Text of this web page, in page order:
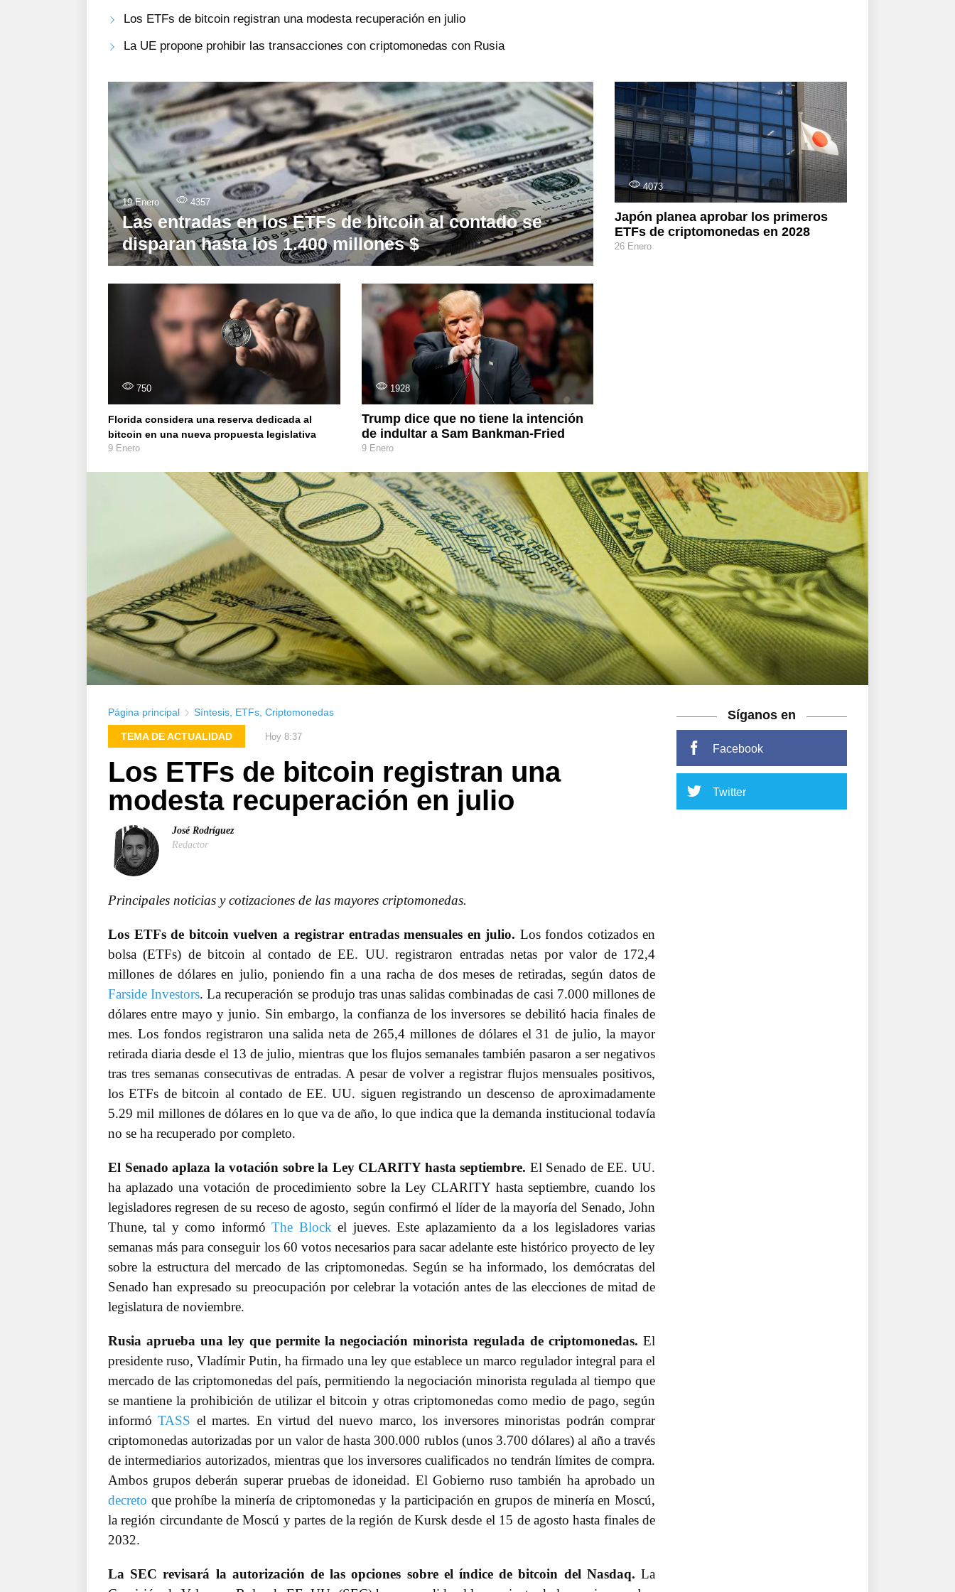
Los ETFs de bitcoin registran una modesta recuperación en julio
La UE propone prohibir las transacciones con criptomonedas con Rusia
19 Enero 4357
Las entradas en los ETFs de bitcoin al contado se
disparan hasta los 1.400 millones $
4073
Japón planea aprobar los primeros
ETFs de criptomonedas en 2028
26 Enero
750
Florida considera una reserva dedicada al
bitcoin en una nueva propuesta legislativa
9 Enero
1928
Trump dice que no tiene la intención
de indultar a Sam Bankman-Fried
9 Enero
Página principal Síntesis ETFs Criptomonedas
TEMA DE ACTUALIDAD Hoy 8:37
Los ETFs de bitcoin registran una
modesta recuperación en julio
José Rodríguez
Redactor
Principales noticias y cotizaciones de las mayores criptomonedas.
Los ETFs de bitcoin vuelven a registrar entradas mensuales en julio. Los fondos cotizados en
bolsa (ETFs) de bitcoin al contado de EE. UU. registraron entradas netas por valor de 172,4
millones de dólares en julio, poniendo fin a una racha de dos meses de retiradas, según datos de
Farside Investors. La recuperación se produjo tras unas salidas combinadas de casi 7.000 millones de
dólares entre mayo y junio. Sin embargo, la confianza de los inversores se debilitó hacia finales de
mes. Los fondos registraron una salida neta de 265,4 millones de dólares el 31 de julio, la mayor
retirada diaria desde el 13 de julio, mientras que los flujos semanales también pasaron a ser negativos
tras tres semanas consecutivas de entradas. A pesar de volver a registrar flujos mensuales positivos,
los ETFs de bitcoin al contado de EE. UU. siguen registrando un descenso de aproximadamente
5.29 mil millones de dólares en lo que va de año, lo que indica que la demanda institucional todavía
no se ha recuperado por completo.
El Senado aplaza la votación sobre la Ley CLARITY hasta septiembre. El Senado de EE. UU.
ha aplazado una votación de procedimiento sobre la Ley CLARITY hasta septiembre, cuando los
legisladores regresen de su receso de agosto, según confirmó el líder de la mayoría del Senado, John
Thune, tal y como informóThe Block el jueves. Este aplazamiento da a los legisladores varias
semanas más para conseguir los 60 votos necesarios para sacar adelante este histórico proyecto de ley
sobre la estructura del mercado de las criptomonedas. Según se ha informado, los demócratas del
Senado han expresado su preocupación por celebrar la votación antes de las elecciones de mitad de
legislatura de noviembre.
Rusia aprueba una ley que permite la negociación minorista regulada de criptomonedas. El
presidente ruso, Vladímir Putin, ha firmado una ley que establece un marco regulador integral para el
mercado de las criptomonedas del país, permitiendo la negociación minorista regulada al tiempo que
se mantiene la prohibición de utilizar el bitcoin y otras criptomonedas como medio de pago, según
informóTASS el martes. En virtud del nuevo marco, los inversores minoristas podrán comprar
criptomonedas autorizadas por un valor de hasta 300.000 rublos (unos 3.700 dólares) al año a través
de intermediarios autorizados, mientras que los inversores cualificados no tendrán límites de compra.
Ambos grupos deberán superar pruebas de idoneidad. El Gobierno ruso también ha aprobado un
decreto que prohíbe la minería de criptomonedas y la participación en grupos de minería en Moscú,
la región circundante de Moscú y partes de la región de Kursk desde el 15 de agosto hasta finales de
2032.
La SEC revisará la autorización de las opciones sobre el índice de bitcoin del Nasdaq. La
Síganos en
Facebook
Twitter